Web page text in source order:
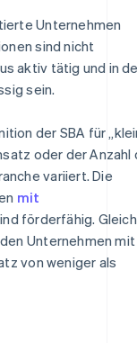
Unternehmen
sind nicht
aktiv tätig und in
sein.
der SBA für
oder der Anzahl
variiert. Die
mit
förderfähig.
Unternehmen mit
von weniger als